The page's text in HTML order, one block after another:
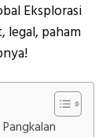
Eksplorasi
legal, paham